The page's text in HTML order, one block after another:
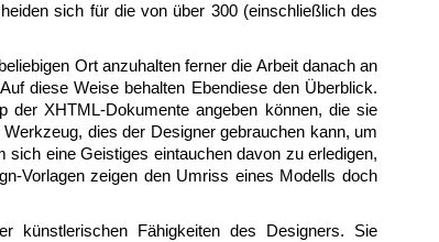
sich für die von über 300 (einschließlich des
Ort anzuhalten ferner die Arbeit danach an
diese Weise behalten Ebendiese den Überblick.
der XHTML-Dokumente angeben können, die sie
dies der Designer gebrauchen kann, um
eine Geistiges eintauchen davon zu erledigen,
Vorlagen zeigen den Umriss eines Modells doch
künstlerischen Fähigkeiten des Designers. Sie